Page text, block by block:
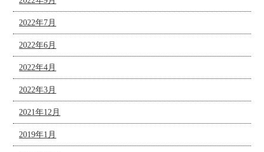
2022年7月
2022年6月
2022年4月
2022年3月
2021年12月
2019年1月